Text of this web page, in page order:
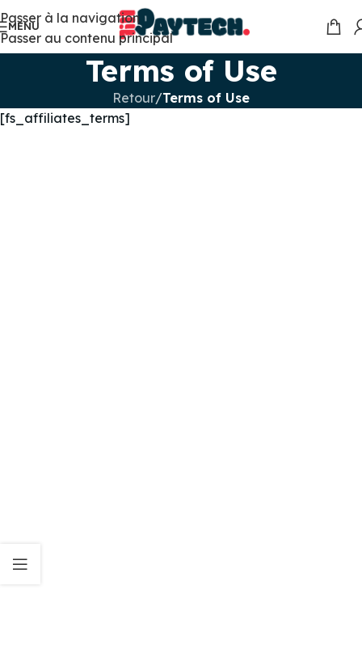
Passer à la navigation
Passer au contenu principal
MENU
Terms of Use
Retour/Terms of Use
[fs_affiliates_terms]